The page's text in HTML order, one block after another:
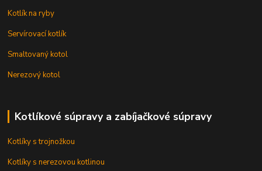
Kotlík na ryby
Servírovací kotlík
Smaltovaný kotol
Nerezový kotol
Kotlíkové súpravy a zabíjačkové súpravy
Kotlíky s trojnožkou
Kotlíky s nerezovou kotlinou